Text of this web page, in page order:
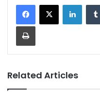
Print
Related Articles